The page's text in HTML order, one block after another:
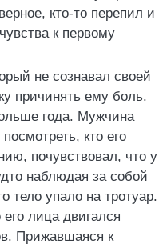
кто-то перепил и
к первому
не сознавал своей
причинять ему боль.
года. Мужчина
кто его
почувствовал, что у
наблюдая за собой
тело упало на тротуар.
лица двигался
Прижавшаяся к